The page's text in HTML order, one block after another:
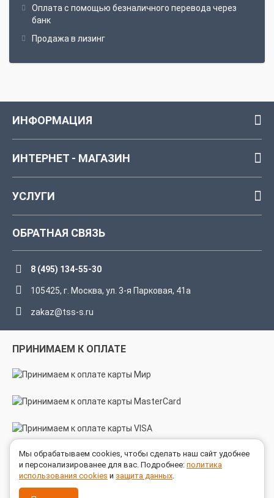
Оплата с помощью безналичного перевода через
банк
Продажа в лизинг
ИНФОРМАЦИЯ
ИНТЕРНЕТ - МАГАЗИН
УСЛУГИ
ОБРАТНАЯ СВЯЗЬ
8 (495) 134-55-30
105425, г. Москва, ул. 3-я Парковая, 41а
zakaz@tss-s.ru
ПРИНИМАЕМ К ОПЛАТЕ
МЫ В СОЦСЕТЯХ
Мы обрабатываем cookies, чтобы сделать наш сайт удобнее
и персонализированее для вас. Подробнее: политика
использования cookies и защита данных.